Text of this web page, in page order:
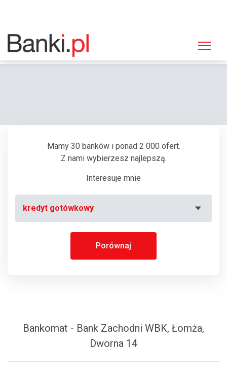
Strona główna
Bankomat Bank Zachodni WBK, Łomża, Dworna 14
Mamy 30 banków i ponad 2 000 ofert.
Z nami wybierzesz najlepszą.
Interesuje mnie
kredyt gotówkowy
Porównaj
Bankomat - Bank Zachodni WBK, Łomża,
Dworna 14